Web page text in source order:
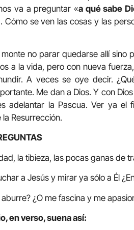
va a preguntar «a qué sabe
se ven las cosas y las
no parar quedarse allí sino
a la vida, pero con nueva
A veces se oye decir.
Me dan a Dios. Y con
adelantar la Pascua. Ver ya el
la Resurrección.
la tibieza, las pocas ganas de
a Jesús y mirar ya sólo a Él
¿O me fascina y me
en verso, suena así: